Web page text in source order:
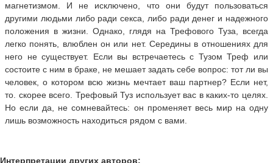
магнетизмом. И не исключено, что они будут пользоваться
другими людьми либо ради секса, либо ради денег и надежного
положения в жизни. Однако, глядя на Трефового Туза, всегда
легко понять, влюблен он или нет. Середины в отношениях для
него не существует. Если вы встречаетесь с Тузом Треф или
состоите с ним в браке, не мешает задать себе вопрос: тот ли вы
человек, о котором всю жизнь мечтает ваш партнер? Если нет,
то. скорее всего. Трефовый Туз использует вас в каких-то целях.
Но если да, не сомневайтесь: он променяет весь мир на одну
лишь возможность находиться рядом с вами.
Интерпретации других авторов: